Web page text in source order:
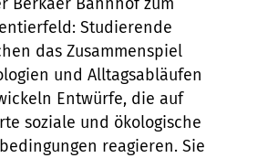
Studierende
das Zusammenspiel
und Alltagsabläufen
Entwürfe, die auf
soziale und ökologische
reagieren. Sie